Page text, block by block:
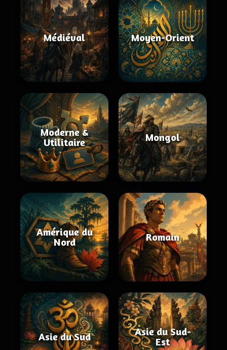
Médiéval Moyen-Orient
Moderne &
Utilitaire
Mongol
Amérique du
Nord
Romain
Asie du Sud
Asie du Sud-
Est